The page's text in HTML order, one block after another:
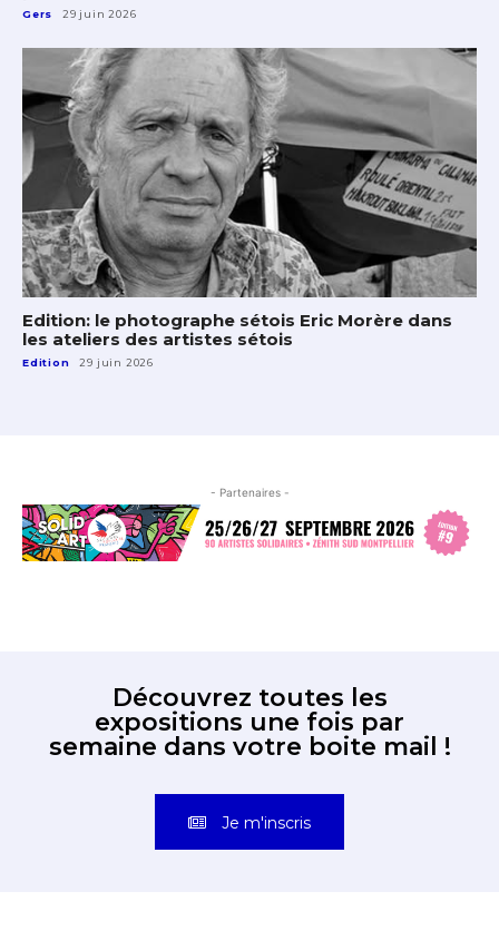
Gers 29 juin 2026
Edition: le photographe sétois Eric Morère dans
les ateliers des artistes sétois
Edition 29 juin 2026
- Partenaires -
Découvrez toutes les
expositions une fois par
semaine dans votre boite mail !
Je m'inscris